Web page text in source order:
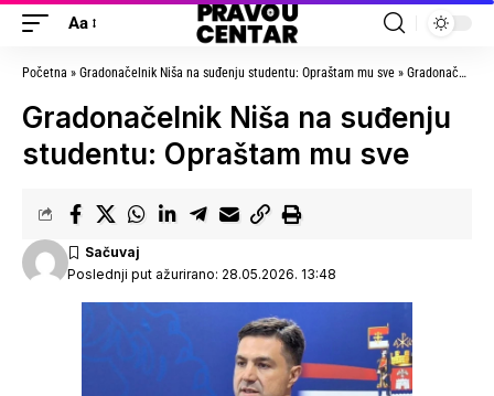
Aa
Početna » Gradonačelnik Niša na suđenju studentu: Opraštam mu sve » Gradonačelnik Niša na suđenju studentu: Opraštam mu sve
Gradonačelnik Niša na suđenju
studentu: Opraštam mu sve
Poslednji put ažurirano: 28.05.2026. 13:48